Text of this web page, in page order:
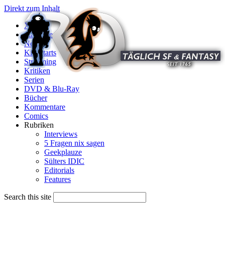
Direkt zum Inhalt
X
Startseite
News
Kinostarts
Streaming
Kritiken
Serien
DVD & Blu-Ray
Bücher
Kommentare
Comics
Rubriken
Interviews
5 Fragen nix sagen
Geekplauze
Sülters IDIC
Editorials
Features
Search this site